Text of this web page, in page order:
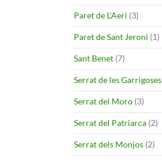
Paret de L'Aeri (3)
Paret de Sant Jeroni (1)
Sant Benet (7)
Serrat de les Garrigoses
Serrat del Moro (3)
Serrat del Patriarca (2)
Serrat dels Monjos (2)